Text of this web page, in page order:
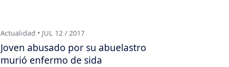
Actualidad • JUL 12 / 2017
Joven abusado por su abuelastro
murió enfermo de sida